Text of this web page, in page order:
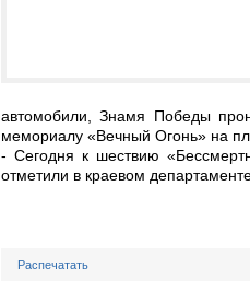
автомобили, Знамя Победы
мемориалу «Вечный Огонь» на
- Сегодня к шествию
отметили в краевом
Распечатать